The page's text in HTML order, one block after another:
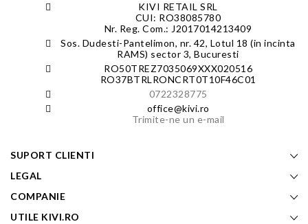
KIVI RETAIL SRL
CUI: RO38085780
Nr. Reg. Com.: J2017014213409
Sos. Dudesti-Pantelimon, nr. 42, Lotul 18 (in incinta
RAMS) sector 3, Bucuresti
RO50TREZ7035069XXX020516
RO37BTRLRONCRT0T10F46C01
0722328775
office@kivi.ro
Trimite-ne un e-mail
SUPORT CLIENTI
LEGAL
COMPANIE
UTILE KIVI.RO